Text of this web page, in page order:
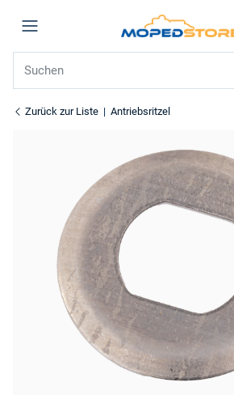
Zurück zur Liste Antriebsritzel